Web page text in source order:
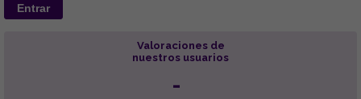
Entrar
Valoraciones de
nuestros usuarios
-